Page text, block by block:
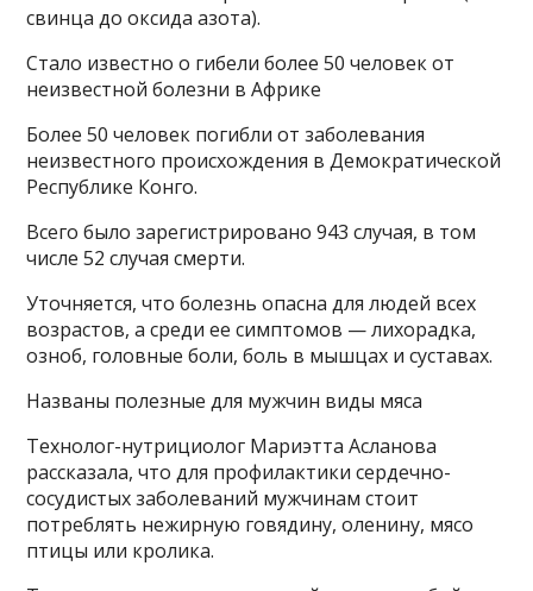
свинца до оксида азота).
Стало известно о гибели более 50 человек от
неизвестной болезни в Африке
Более 50 человек погибли от заболевания
неизвестного происхождения в Демократической
Республике Конго.
Всего было зарегистрировано 943 случая, в том
числе 52 случая смерти.
Уточняется, что болезнь опасна для людей всех
возрастов, а среди ее симптомов — лихорадка,
озноб, головные боли, боль в мышцах и суставах.
Названы полезные для мужчин виды мяса
Технолог-нутрициолог Мариэтта Асланова
рассказала, что для профилактики сердечно-
сосудистых заболеваний мужчинам стоит
потреблять нежирную говядину, оленину, мясо
птицы или кролика.